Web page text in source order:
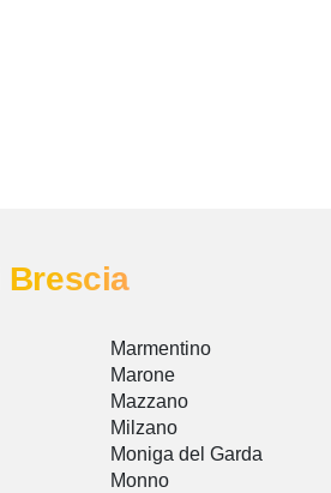
Brescia
Marmentino
Marone
Mazzano
Milzano
Moniga del Garda
Monno